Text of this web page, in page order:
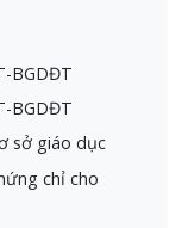
BGDĐT
BGDĐT
sở giáo dục
chỉ cho